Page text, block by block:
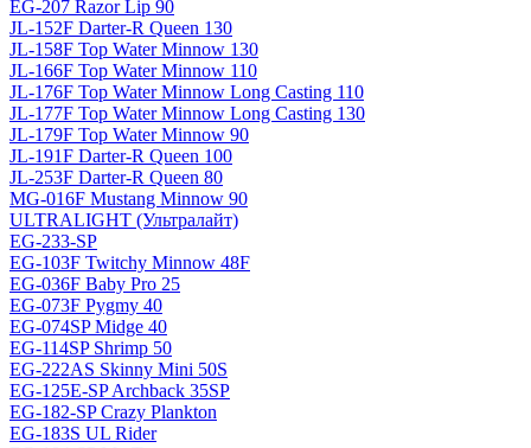
EG-207 Razor Lip 90
JL-152F Darter-R Queen 130
JL-158F Top Water Minnow 130
JL-166F Top Water Minnow 110
JL-176F Top Water Minnow Long Casting 110
JL-177F Top Water Minnow Long Casting 130
JL-179F Top Water Minnow 90
JL-191F Darter-R Queen 100
JL-253F Darter-R Queen 80
MG-016F Mustang Minnow 90
ULTRALIGHT (Ультралайт)
EG-233-SP
EG-103F Twitchy Minnow 48F
EG-036F Baby Pro 25
EG-073F Pygmy 40
EG-074SP Midge 40
EG-114SP Shrimp 50
EG-222AS Skinny Mini 50S
EG-125E-SP Archback 35SP
EG-182-SP Crazy Plankton
EG-183S UL Rider